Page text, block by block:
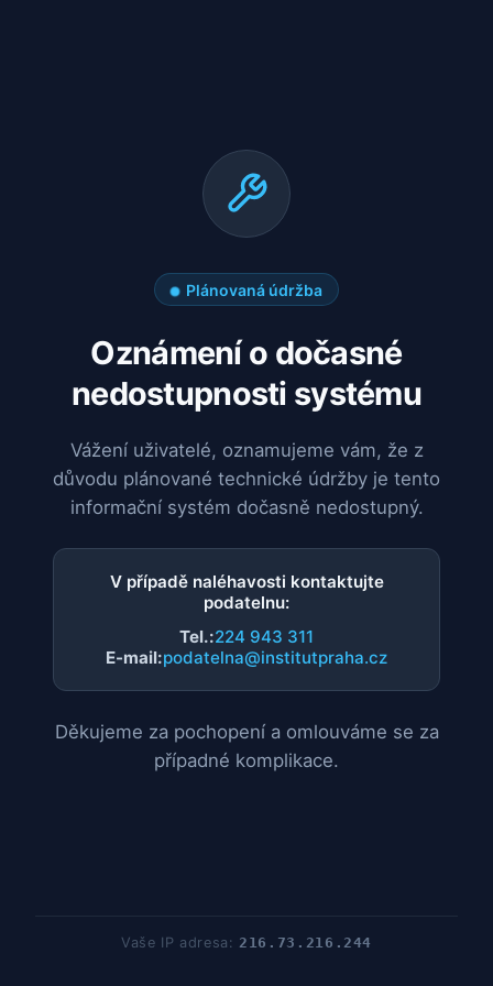
Plánovaná údržba
Oznámení o dočasné
nedostupnosti systému
Vážení uživatelé, oznamujeme vám, že z
důvodu plánované technické údržby je tento
informační systém dočasně nedostupný.
V případě naléhavosti kontaktujte
podatelnu:
Tel.:224 943 311
E-mail:podatelna@institutpraha.cz
Děkujeme za pochopení a omlouváme se za
případné komplikace.
Vaše IP adresa:216.73.216.244